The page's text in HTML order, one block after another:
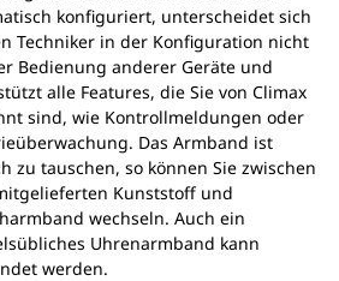
konfiguriert, unterscheidet sich
Techniker in der Konfiguration nicht
Bedienung anderer Geräte und
alle Features, die Sie von Climax
sind, wie Kontrollmeldungen oder
Das Armband ist
zu tauschen, so können Sie zwischen
Kunststoff und
wechseln. Auch ein
Uhrenarmband kann
werden.